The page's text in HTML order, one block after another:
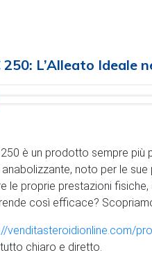
250: L’Alleato Ideale
250 è un prodotto sempre
noto per le
le proprie prestazioni
così efficace?
venditasteroidionline.com/
chiaro e diretto.